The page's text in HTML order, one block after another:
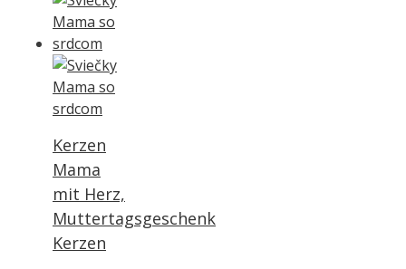
Kerzen
Mama
mit Herz,
Muttertagsgeschenk
Kerzen